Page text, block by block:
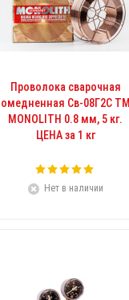
Проволока сварочная
омедненная Св-08Г2С ТМ
MONOLITH 0.8 мм, 5 кг.
ЦЕНА за 1 кг
Нет в наличии